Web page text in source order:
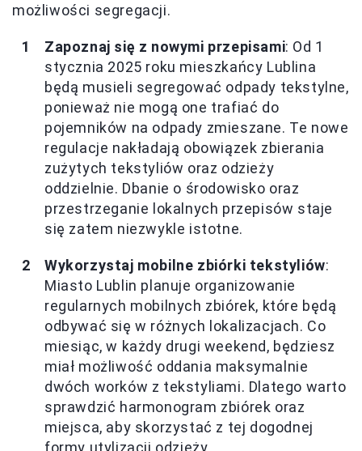
możliwości segregacji.
Zapoznaj się z nowymi przepisami: Od 1
stycznia 2025 roku mieszkańcy Lublina
będą musieli segregować odpady tekstylne,
ponieważ nie mogą one trafiać do
pojemników na odpady zmieszane. Te nowe
regulacje nakładają obowiązek zbierania
zużytych tekstyliów oraz odzieży
oddzielnie. Dbanie o środowisko oraz
przestrzeganie lokalnych przepisów staje
się zatem niezwykle istotne.
Wykorzystaj mobilne zbiórki tekstyliów:
Miasto Lublin planuje organizowanie
regularnych mobilnych zbiórek, które będą
odbywać się w różnych lokalizacjach. Co
miesiąc, w każdy drugi weekend, będziesz
miał możliwość oddania maksymalnie
dwóch worków z tekstyliami. Dlatego warto
sprawdzić harmonogram zbiórek oraz
miejsca, aby skorzystać z tej dogodnej
formy utylizacji odzieży.